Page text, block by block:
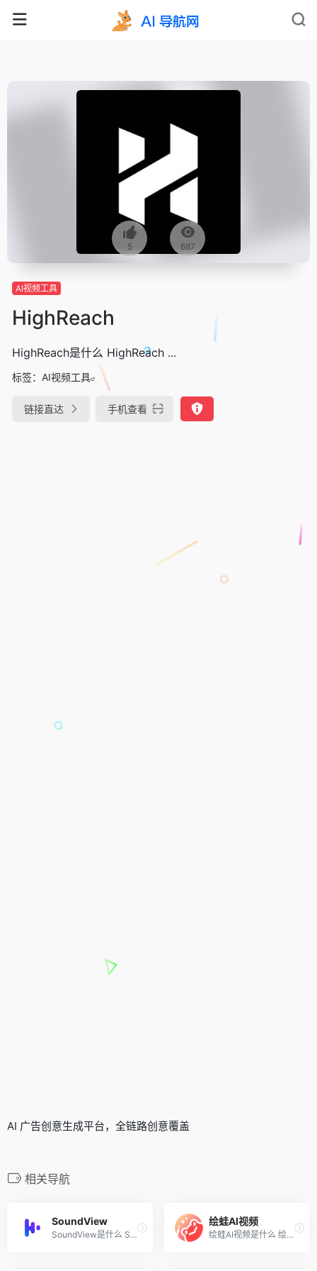
5 687
AI视频工具
HighReach
HighReach是什么 HighReach ...
标签： AI视频工具
链接直达 手机查看
AI 广告创意生成平台，全链路创意覆盖
相关导航
SoundView
SoundView是什么 SoundView（...
绘蛙AI视频
绘蛙AI视频是什么 绘蛙AI视频...